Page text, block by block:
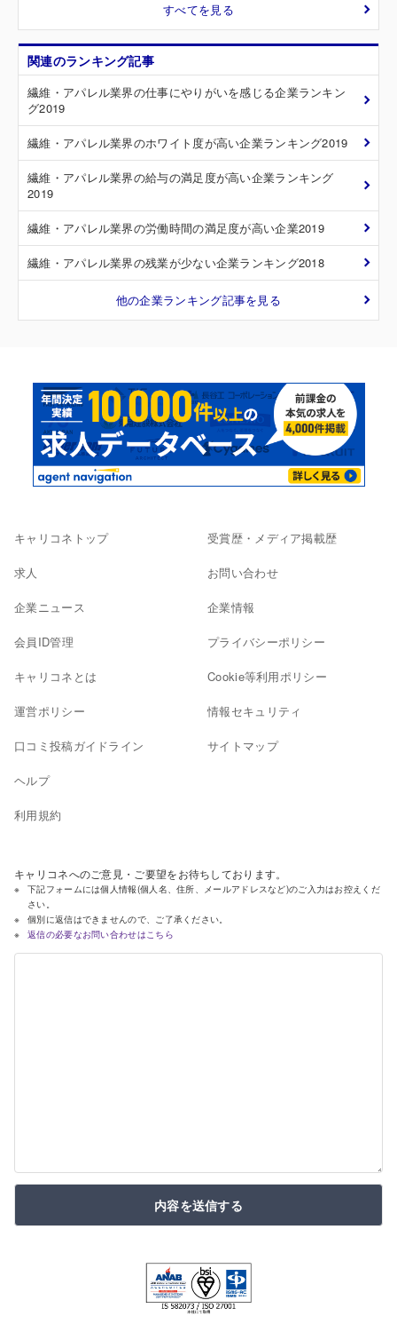
すべてを見る
関連のランキング記事
繊維・アパレル業界の仕事にやりがいを感じる企業ランキン
グ2019
繊維・アパレル業界のホワイト度が高い企業ランキング2019
繊維・アパレル業界の給与の満足度が高い企業ランキング
2019
繊維・アパレル業界の労働時間の満足度が高い企業2019
繊維・アパレル業界の残業が少ない企業ランキング2018
他の企業ランキング記事を見る
キャリコネトップ
求人
企業ニュース
会員ID管理
キャリコネとは
運営ポリシー
口コミ投稿ガイドライン
ヘルプ
利用規約
受賞歴・メディア掲載歴
お問い合わせ
企業情報
プライバシーポリシー
Cookie等利用ポリシー
情報セキュリティ
サイトマップ
キャリコネへのご意見・ご要望をお待ちしております。
下記フォームには個人情報(個人名、住所、メールアドレスなど)のご入力はお控えくだ
さい。
個別に返信はできませんので、ご了承ください。
返信の必要なお問い合わせはこちら
内容を送信する